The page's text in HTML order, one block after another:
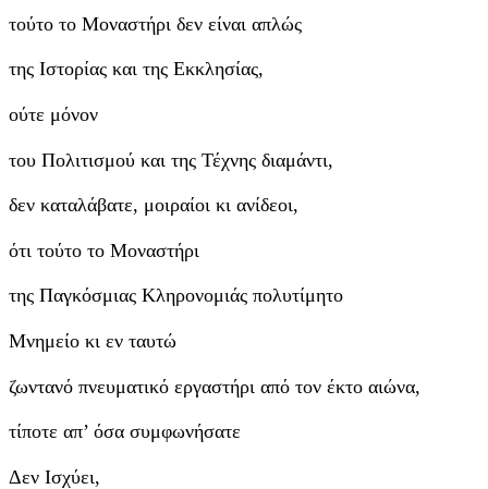
τούτο το Μοναστήρι δεν είναι απλώς
της Ιστορίας και της Εκκλησίας,
ούτε μόνον
του Πολιτισμού και της Τέχνης διαμάντι,
δεν καταλάβατε, μοιραίοι κι ανίδεοι,
ότι τούτο το Μοναστήρι
της Παγκόσμιας Κληρονομιάς πολυτίμητο
Μνημείο κι εν ταυτώ
ζωντανό πνευματικό εργαστήρι από τον έκτο αιώνα,
τίποτε απ’ όσα συμφωνήσατε
Δεν Ισχύει,